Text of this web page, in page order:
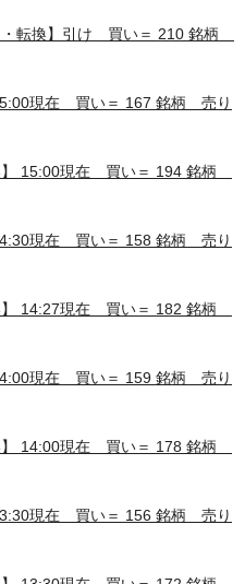
・転換】引け 買い＝ 210 銘柄
現在 買い＝ 167 銘柄 売り
】 15:00現在 買い＝ 194 銘柄
現在 買い＝ 158 銘柄 売り
】 14:27現在 買い＝ 182 銘柄
現在 買い＝ 159 銘柄 売り
】 14:00現在 買い＝ 178 銘柄
現在 買い＝ 156 銘柄 売り